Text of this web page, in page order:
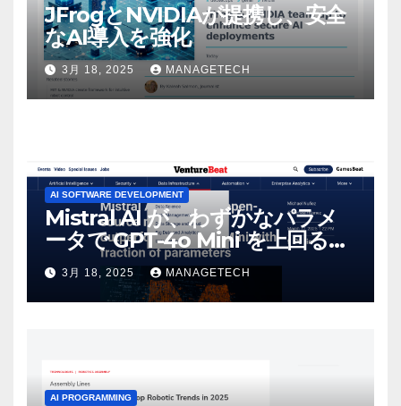
JFrogとNVIDIAが提携し、安全
なAI導入を強化
3月 18, 2025 MANAGETECH
AI SOFTWARE DEVELOPMENT
Mistral AI が、わずかなパラメ
ータで GPT-4o Mini を上回る新
しいオープンソース モデルをリ
リース | VentureBeat
3月 18, 2025 MANAGETECH
AI PROGRAMMING